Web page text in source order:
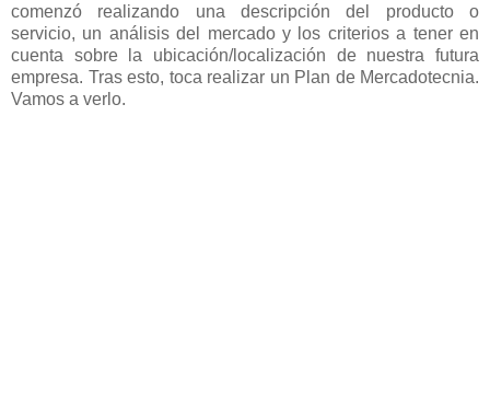
comenzó realizando una descripción del producto o
servicio, un análisis del mercado y los criterios a tener en
cuenta sobre la ubicación/localización de nuestra futura
empresa. Tras esto, toca realizar un Plan de Mercadotecnia.
Vamos a verlo.